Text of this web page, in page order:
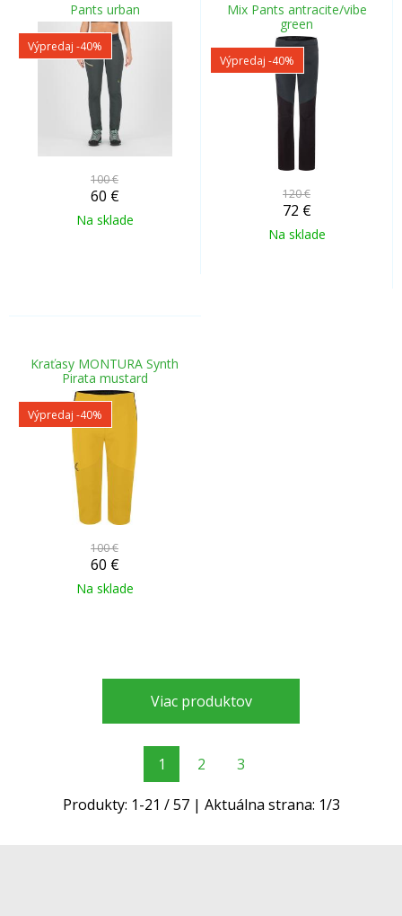
Pants urban
Výpredaj -40%
100 €
60 €
Na sklade
Mix Pants antracite/vibe
green
Výpredaj -40%
120 €
72 €
Na sklade
Kraťasy MONTURA Synth
Pirata mustard
Výpredaj -40%
100 €
60 €
Na sklade
Viac produktov
1 2 3
Produkty: 1-21 /57| Aktuálna strana: 1/3